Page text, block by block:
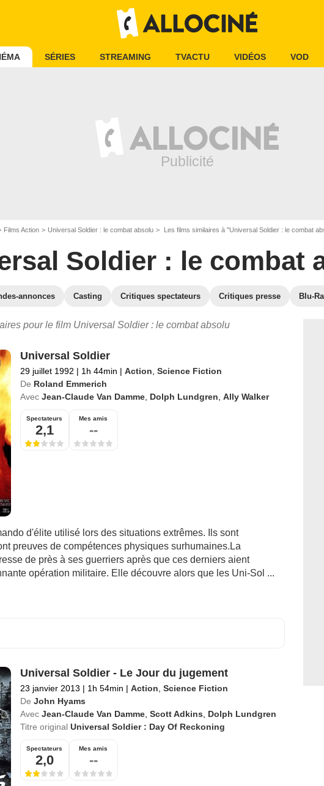
SÉRIES STREAMING TVACTU VIDÉOS VOD
Films Action Universal Soldier : le combat absolu Les films similaires à "Universal Soldier : le combat
Soldier : le combat
annonces Casting Critiques spectateurs Critiques presse Blu-
pour le film Universal Soldier : le combat absolu
Universal Soldier
29 juillet 1992 | 1h 44min | Action Science Fiction
De Roland Emmerich
Avec Jean-Claude Van Damme, Dolph Lundgren Ally Walker
Spectateurs
2,1
Mes amis
--
d'élite utilisé lors des situations extrêmes. Ils sont
preuves de compétences physiques surhumaines.La
de près à ses guerriers après que ces derniers aient
opération militaire. Elle découvre alors que les Uni-Sol ...
Universal Soldier - Le Jour du jugement
23 janvier 2013 | 1h 54min | Action Science Fiction
De John Hyams
Avec Jean-Claude Van Damme, Scott Adkins
Dolph Lundgren
Titre original Universal Soldier : Day Of Reckoning
Spectateurs
2,0
Mes amis
--